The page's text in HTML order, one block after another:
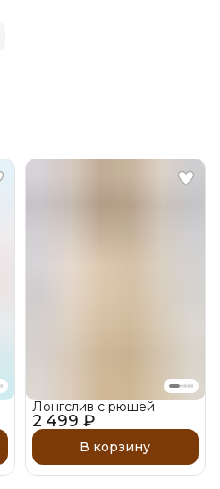
2 499 ₽
Лонгслив с рюшей
В корзину